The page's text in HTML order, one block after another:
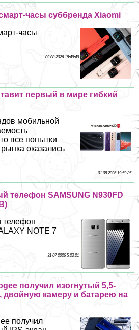
часы суббренда Xiaomi
часы
02 08 2026 18:49:49
первый в мире гибкий
мобильной
все попытки
оказались
01 08 2026 19:59:35
SAMSUNG N930FD
NOTE 7
31 07 2026 5:23:21
получил изогнутый 5,5-
камеру и батарею на
получил